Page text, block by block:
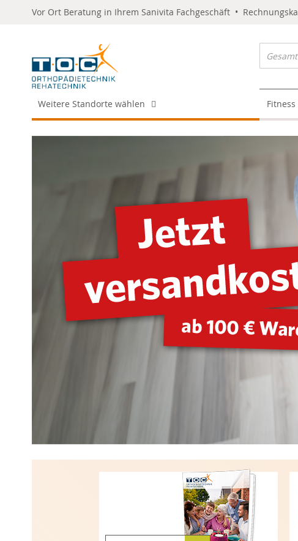
Vor Ort Beratung in Ihrem Sanivita Fachgeschäft •
Weitere Standorte wählen Fitness